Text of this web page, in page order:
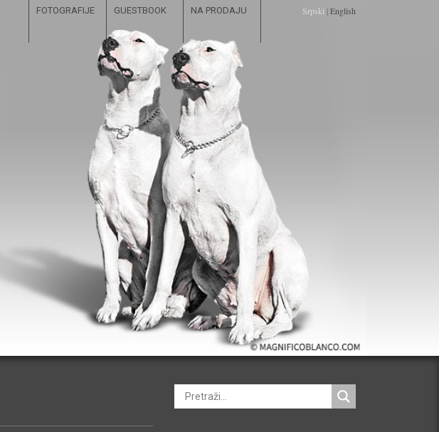
FOTOGRAFIJE GUESTBOOK NA PRODAJU Srpski |English